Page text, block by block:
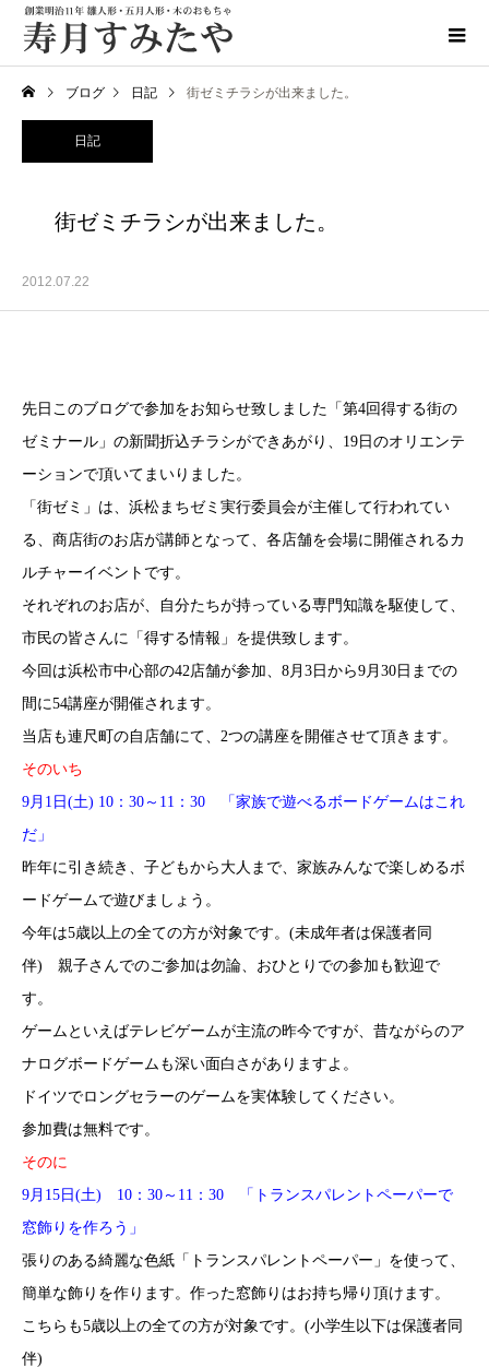
ブログ 日記 街ゼミチラシが出来ました。
日記
街ゼミチラシが出来ました。
2012.07.22
先日このブログで参加をお知らせ致しました「第4回得する街の
ゼミナール」の新聞折込チラシができあがり、19日のオリエンテ
ーションで頂いてまいりました。
「街ゼミ」は、浜松まちゼミ実行委員会が主催して行われてい
る、商店街のお店が講師となって、各店舗を会場に開催されるカ
ルチャーイベントです。
それぞれのお店が、自分たちが持っている専門知識を駆使して、
市民の皆さんに「得する情報」を提供致します。
今回は浜松市中心部の42店舗が参加、8月3日から9月30日までの
間に54講座が開催されます。
当店も連尺町の自店舗にて、2つの講座を開催させて頂きます。
そのいち
9月1日(土) 10：30～11：30 「家族で遊べるボードゲームはこれ
だ」
昨年に引き続き、子どもから大人まで、家族みんなで楽しめるボ
ードゲームで遊びましょう。
今年は5歳以上の全ての方が対象です。(未成年者は保護者同
伴) 親子さんでのご参加は勿論、おひとりでの参加も歓迎で
す。
ゲームといえばテレビゲームが主流の昨今ですが、昔ながらのア
ナログボードゲームも深い面白さがありますよ。
ドイツでロングセラーのゲームを実体験してください。
参加費は無料です。
そのに
9月15日(土) 10：30～11：30 「トランスパレントペーパーで
窓飾りを作ろう」
張りのある綺麗な色紙「トランスパレントペーパー」を使って、
簡単な飾りを作ります。作った窓飾りはお持ち帰り頂けます。
こちらも5歳以上の全ての方が対象です。(小学生以下は保護者同
伴)